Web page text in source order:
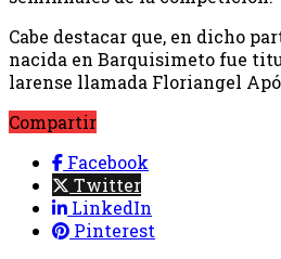
Cabe destacar que, en dicho
nacida en Barquisimeto fue
larense llamada Floriangel
Compartir
Facebook
Twitter
LinkedIn
Pinterest